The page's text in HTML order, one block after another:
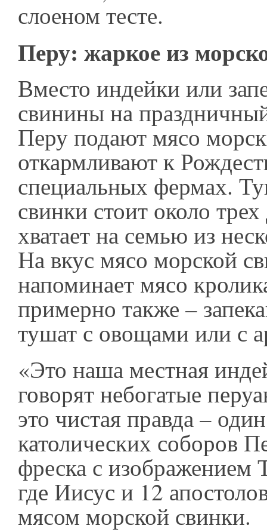
слоеном тесте.
Перу: жаркое из
Вместо индейки или
свинины на
Перу подают мясо
откармливают к
специальных фермах.
свинки стоит около
хватает на семью из
На вкус мясо морской
напоминает мясо
примерно также –
тушат с овощами или с
«Это наша местная
говорят небогатые
это чистая правда –
католических соборов
фреска с изображением
где Иисус и 12
мясом морской свинки.